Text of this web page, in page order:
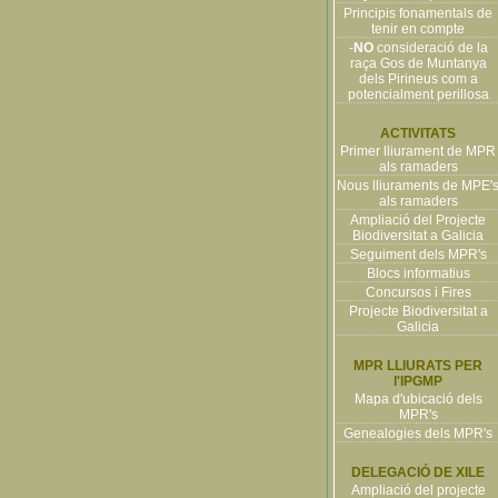
Principis fonamentals de
tenir en compte
-NOconsideració de la
raça Gos de Muntanya
dels Pirineus com a
potencialment perillosa
ACTIVITATS
Primer lliurament de MPR
als ramaders
Nous lliuraments de MPE's
als ramaders
Ampliació del Projecte
Biodiversitat a Galicia
Seguiment dels MPR's
Blocs informatius
Concursos i Fires
Projecte Biodiversitat a
Galicia
MPR LLIURATS PER
l'IPGMP
Mapa d'ubicació dels
MPR's
Genealogies dels MPR's
DELEGACIÓ DE XILE
Ampliació del projecte